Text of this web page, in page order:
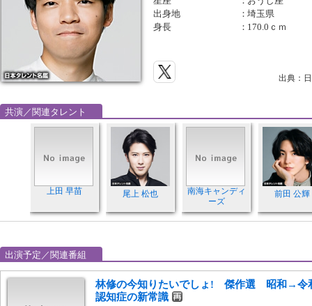
出身地
：埼玉県
身長
： 170.0ｃｍ
出典：
共演／関連タレント
上田 早苗 尾上 松也
南海キャンディ
ーズ
前田 公輝
出演予定／関連番組
林修の今知りたいでしょ! 傑作選 昭和→令
認知症の新常識